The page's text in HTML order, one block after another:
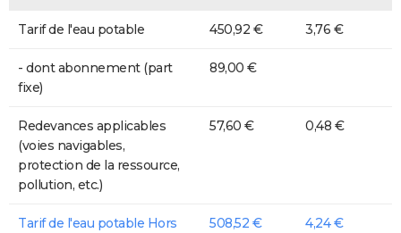
Tarif de l'eau potable 450,92 € 3,76 €
- dont abonnement (part
fixe)
89,00 €
Redevances applicables
(voies navigables,
protection de la ressource,
pollution, etc.)
57,60 € 0,48 €
Tarif de l'eau potable Hors
508,52 € 4,24 €